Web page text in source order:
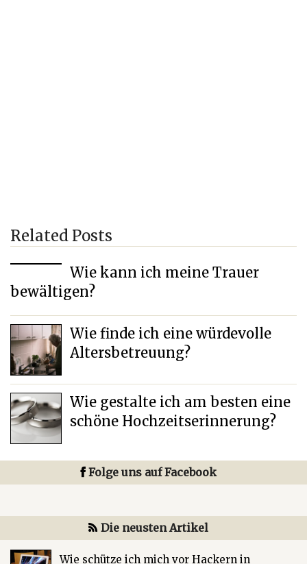
Related Posts
Wie kann ich meine Trauer
bewältigen?
Wie finde ich eine würdevolle
Altersbetreuung?
Wie gestalte ich am besten eine
schöne Hochzeitserinnerung?
Folge uns auf Facebook
Die neusten Artikel
Wie schütze ich mich vor Hackern in